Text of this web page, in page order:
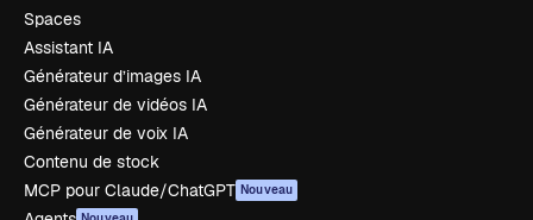
Spaces
Assistant IA
Générateur d’images IA
Générateur de vidéos IA
Générateur de voix IA
Contenu de stock
MCP pour Claude/ChatGPT Nouveau